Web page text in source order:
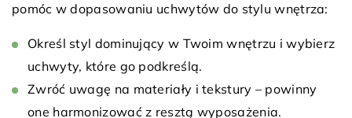
pomóc w dopasowaniu uchwytów do stylu wnętrza:
Określ styl dominujący w Twoim wnętrzu i wybierz
uchwyty, które go podkreślą.
Zwróć uwagę na materiały i tekstury – powinny
one harmonizować z resztą wyposażenia.